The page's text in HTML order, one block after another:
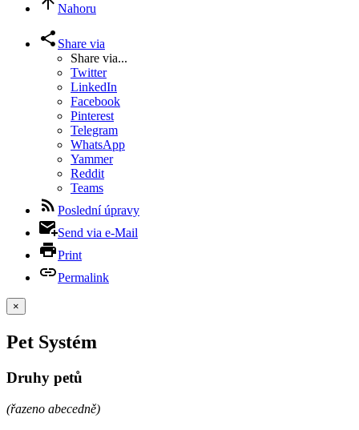
Nahoru
Share via
Share via...
Twitter
LinkedIn
Facebook
Pinterest
Telegram
WhatsApp
Yammer
Reddit
Teams
Poslední úpravy
Send via e-Mail
Print
Permalink
×
Pet Systém
Druhy petů
(řazeno abecedně)